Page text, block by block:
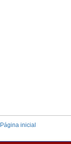
Página inicial